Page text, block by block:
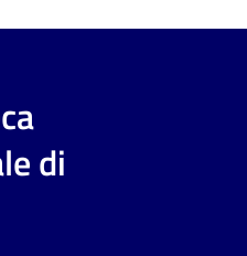
di